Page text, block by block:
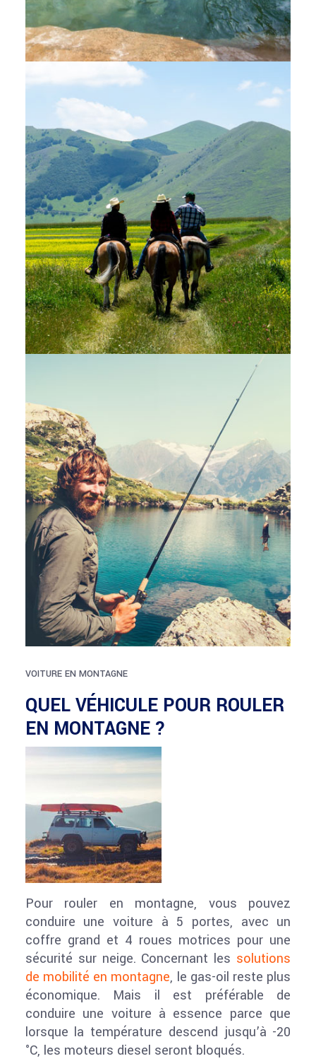
VOITURE EN MONTAGNE
QUEL VÉHICULE POUR ROULER
EN MONTAGNE ?
Pour rouler en montagne, vous pouvez
conduire une voiture à 5 portes, avec un
coffre grand et 4 roues motrices pour une
sécurité sur neige. Concernant les solutions
de mobilité en montagne, le gas-oil reste plus
économique. Mais il est préférable de
conduire une voiture à essence parce que
lorsque la température descend jusqu’à -20
°C, les moteurs diesel seront bloqués.